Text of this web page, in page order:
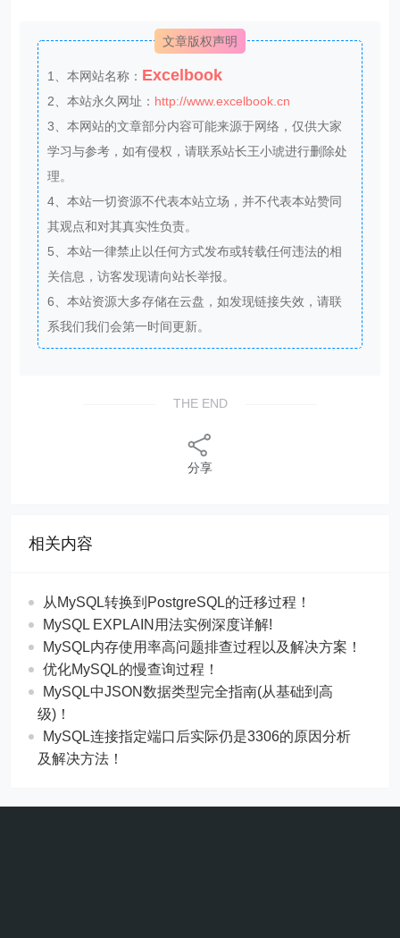
文章版权声明
1、本网站名称： Excelbook
2、本站永久网址： http://www.excelbook.cn
3、本网站的文章部分内容可能来源于网络，仅供大家
学习与参考，如有侵权，请联系站长王小琥进行删除处
理。
4、本站一切资源不代表本站立场，并不代表本站赞同
其观点和对其真实性负责。
5、本站一律禁止以任何方式发布或转载任何违法的相
关信息，访客发现请向站长举报。
6、本站资源大多存储在云盘，如发现链接失效，请联
系我们我们会第一时间更新。
THE END
分享
相关内容
从MySQL转换到PostgreSQL的迁移过程！
MySQL EXPLAIN用法实例深度详解!
MySQL内存使用率高问题排查过程以及解决方案！
优化MySQL的慢查询过程！
MySQL中JSON数据类型完全指南(从基础到高
级)！
MySQL连接指定端口后实际仍是3306的原因分析
及解决方法！